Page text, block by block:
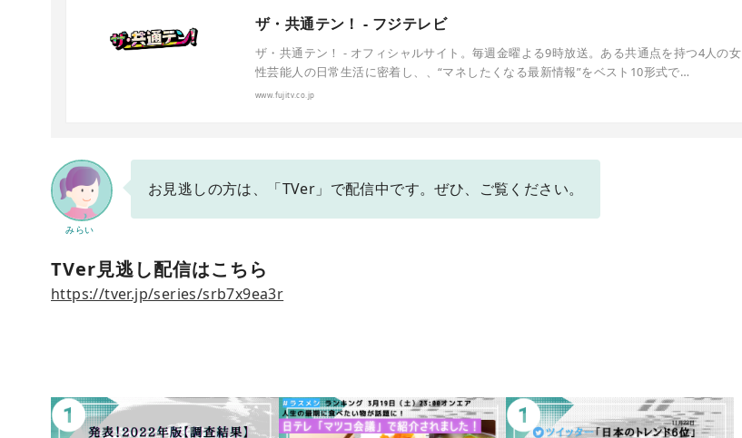
ザ・共通テン！ - フジテレビ
ザ・共通テン！ - オフィシャルサイト。毎週金曜よる9時放送。ある共通点を持つ4人の女
性芸能人の日常生活に密着し、、“マネしたくなる最新情報”をベスト10形式で…
www.fujitv.co.jp
みらい
お見逃しの方は、「TVer」で配信中です。ぜひ、ご覧ください。
TVer見逃し配信はこちら
https://tver.jp/series/srb7x9ea3r